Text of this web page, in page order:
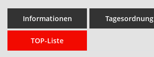
Informationen Tagesordnung
TOP-Liste